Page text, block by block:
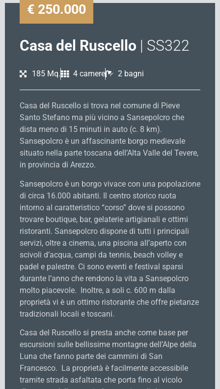
€ 250.000
Casa del Ruscello | SS322
185 Mq. 4 camere 2 bagni
Casa del Ruscello si trova nel comune di Pieve
Santo Stefano ma più vicino a Sansepolcro che
dista meno di 15 minuti in auto (c. 8 km).
Sansepolcro è un affascinante borgo medievale
situato nella parte toscana dell’Alta Valle del Tevere,
in provincia di Arezzo.
Sansepolcro è un borgo vivace con una popolazione
di circa 16.000 abitanti. Il centro storico ruota
intorno al caratteristico “corso” dove si possono
trovare boutique, bar, gelaterie artigianali e ottimi
ristoranti. Sansepolcro dispone di tutti i principali
servizi, oltre a cinema, una piscina all’aperto con
scivoli d’acqua, campi da tennis, beach volley e
padel e palestre. Ci sono eventi e festival sparsi
durante l’anno che rendono la vita a Sansepolcro
molto piacevole. Inoltre, a soli c. 600 m dalla
proprietà vi è un ottimo ristorante che offre pietanze
tradizionali locali e toscani.
Casa del Ruscello si presta anche come base per
escursioni sulle bellissime montagne dell’Alpe della
Luna che fanno parte dei cammini di San
Francesco. La proprietà è facilmente accessibile
tramite strada asfaltata che porta fino al vicolo